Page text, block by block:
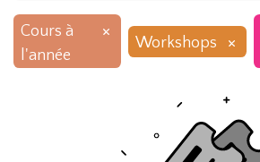
Cours à
l'année
×
Workshops ×